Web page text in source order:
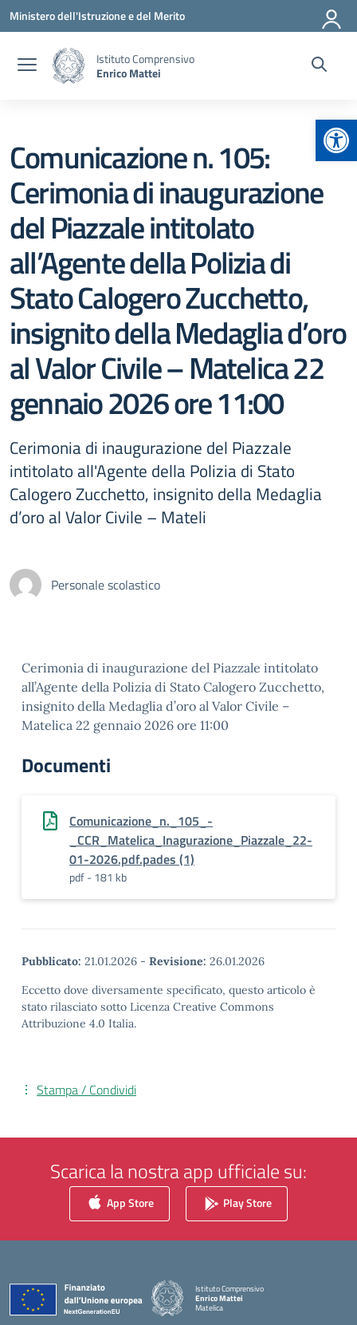
Vai ai contenuti
Vai al menu di navigazione
Vai al footer
Ministero dell'Istruzione e del Merito
Istituto Comprensivo
Enrico Mattei
Comunicazione n. 105:
Cerimonia di inaugurazione
del Piazzale intitolato
all’Agente della Polizia di
Stato Calogero Zucchetto,
insignito della Medaglia d’oro
al Valor Civile – Matelica 22
gennaio 2026 ore 11:00
Cerimonia di inaugurazione del Piazzale
intitolato all'Agente della Polizia di Stato
Calogero Zucchetto, insignito della Medaglia
d’oro al Valor Civile – Mateli
Personale scolastico
Cerimonia di inaugurazione del Piazzale intitolato
all’Agente della Polizia di Stato Calogero Zucchetto,
insignito della Medaglia d’oro al Valor Civile –
Matelica 22 gennaio 2026 ore 11:00
Documenti
Comunicazione_n._105_-
_CCR_Matelica_Inagurazione_Piazzale_22-
01-2026.pdf.pades (1)
pdf - 181 kb
Pubblicato: 21.01.2026 - Revisione: 26.01.2026
Eccetto dove diversamente specificato, questo articolo è
stato rilasciato sotto Licenza Creative Commons
Attribuzione 4.0 Italia.
Stampa / Condividi
Scarica la nostra app ufficiale su:
App Store Play Store
Istituto Comprensivo
Enrico Mattei
Matelica